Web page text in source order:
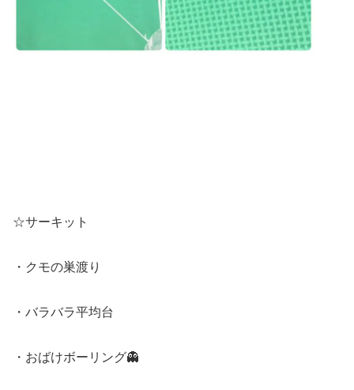
☆サーキット
・クモの巣渡り
・バラバラ平均台
・おばけボーリング👻